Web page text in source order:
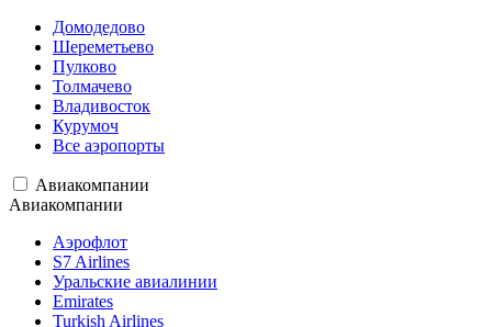
Домодедово
Шереметьево
Пулково
Толмачево
Владивосток
Курумоч
Все аэропорты
Авиакомпании
Авиакомпании
Аэрофлот
S7 Airlines
Уральские авиалинии
Emirates
Turkish Airlines